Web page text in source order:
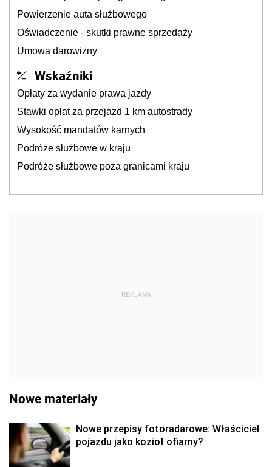
Powierzenie auta służbowego
Oświadczenie - skutki prawne sprzedaży
Umowa darowizny
Wskaźniki
Opłaty za wydanie prawa jazdy
Stawki opłat za przejazd 1 km autostrady
Wysokość mandatów karnych
Podróże służbowe w kraju
Podróże służbowe poza granicami kraju
REKLAMA
Nowe materiały
Nowe przepisy fotoradarowe: Właściciel
pojazdu jako kozioł ofiarny?